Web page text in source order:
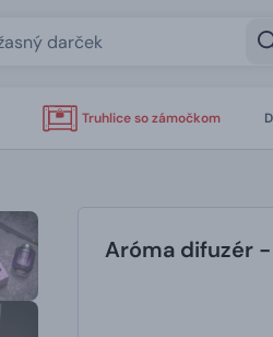
Truhlice so zámočkom
Aróma difuzér